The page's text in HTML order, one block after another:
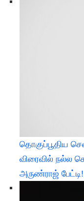
தொகுப்பூதிய
விரைவில் நல்ல
அருண்ராஜ் பேட்டி!